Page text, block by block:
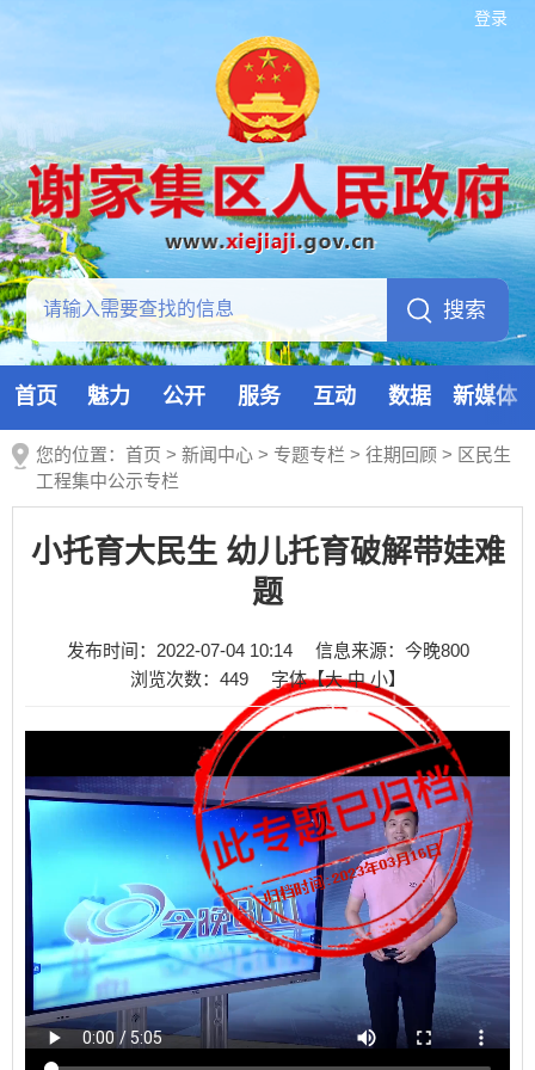
登录
首页 魅力 公开 服务 互动 数据 新媒体
您的位置： 首页 > 新闻中心 > 专题专栏 > 往期回顾 > 区民生
工程集中公示专栏
小托育大民生 幼儿托育破解带娃难
题
发布时间：2022-07-04 10:14
信息来源：今晚800
浏览次数： 449 字体【大 中 小】